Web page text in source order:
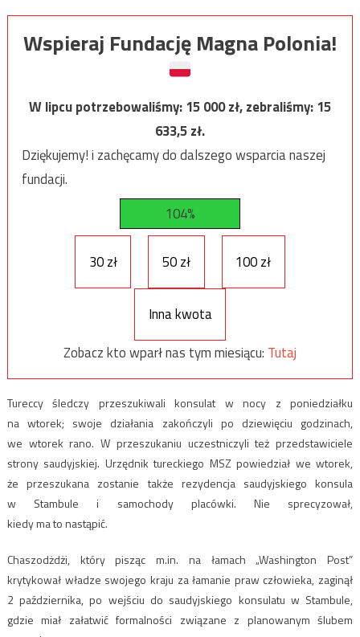
Wspieraj Fundację Magna Polonia!
W lipcu potrzebowaliśmy:15 000zł, zebraliśmy:15
633,5zł.
Dziękujemy! i zachęcamy do dalszego wsparcia naszej
fundacji.
104%
30 zł 50 zł 100 zł
Inna kwota
Zobacz kto wparł nas tym miesiącu: Tutaj
Tureccy śledczy przeszukiwali konsulat w nocy z poniedziałku
na wtorek; swoje działania zakończyli po dziewięciu godzinach,
we wtorek rano. W przeszukaniu uczestniczyli też przedstawiciele
strony saudyjskiej. Urzędnik tureckiego MSZ powiedział we wtorek,
że przeszukana zostanie także rezydencja saudyjskiego konsula
w Stambule i samochody placówki. Nie sprecyzował,
kiedy ma to nastąpić.
Chaszodżdżi, który pisząc m.in. na łamach „Washington Post”
krytykował władze swojego kraju za łamanie praw człowieka, zaginął
2 października, po wejściu do saudyjskiego konsulatu w Stambule,
gdzie miał załatwić formalności związane z planowanym ślubem